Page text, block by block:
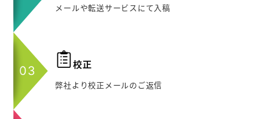
メールや転送サービスにて入稿
校正
弊社より校正メールのご返信